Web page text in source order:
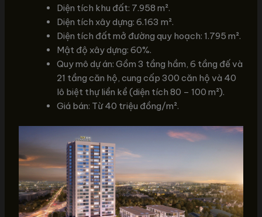
Diện tích khu đất: 7.958 m².
Diện tích xây dựng: 6.163 m².
Diện tích đất mở đường quy hoạch: 1.795 m².
Mật độ xây dựng: 60%.
Quy mô dự án: Gồm 3 tầng hầm, 6 tầng đế và
21 tầng căn hộ, cung cấp 300 căn hộ và 40
lô biệt thự liền kề (diện tích 80 – 100 m²).
Giá bán: Từ 40 triệu đồng/m².